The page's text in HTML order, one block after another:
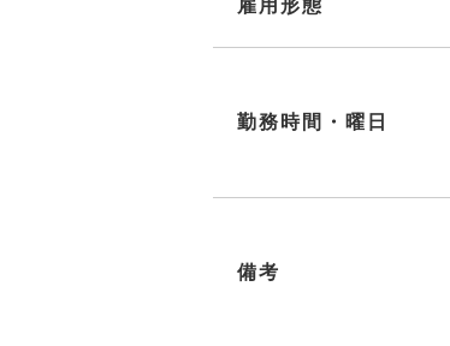
雇用形態
勤務時間・曜日
備考